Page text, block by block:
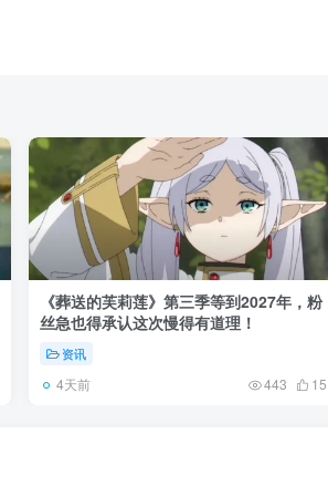
《葬送的芙莉莲》第三季等到2027年，粉
丝急也得承认这次慢得有道理！
资讯
4天前 443 15